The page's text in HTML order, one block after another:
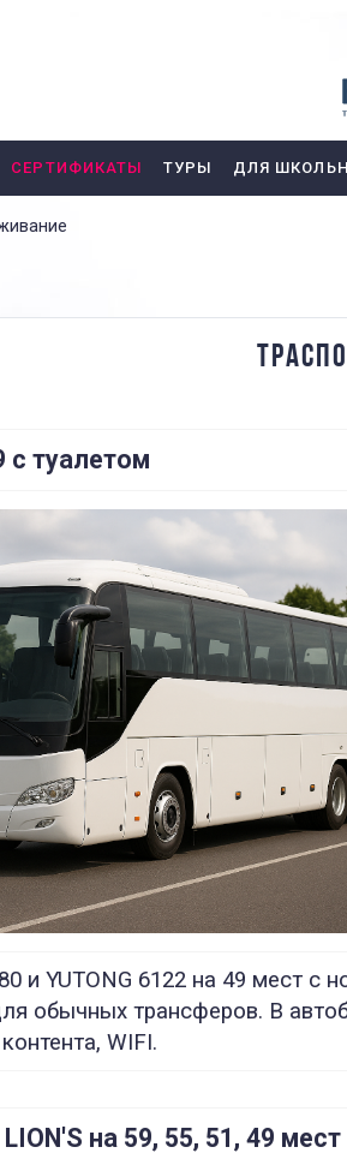
СЕРТИФИКАТЫ ТУРЫ ДЛЯ
с туалетом
и YUTONG 6122 на 49 мест
обычных трансферов. В
WIFI.
на 59, 55, 51, 49 мест